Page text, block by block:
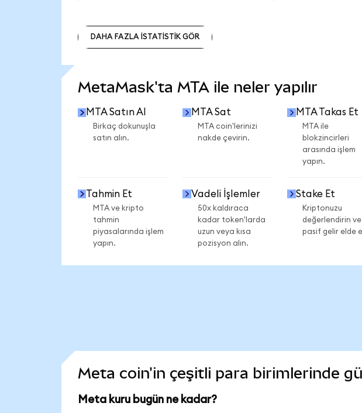
DAHA FAZLA İSTATİSTİK GÖR
MetaMask'ta MTA ile neler yapılır
MTA Satın Al
Birkaç dokunuşla
satın alın.
MTA Sat
MTA coin'lerinizi
nakde çevirin.
MTA Takas Et
MTA ile
blokzincirleri
arasında işlem
yapın.
Tahmin Et
MTA ve kripto
tahmin
piyasalarında işlem
yapın.
Vadeli İşlemler
50x kaldıraca
kadar token'larda
uzun veya kısa
pozisyon alın.
Stake Et
Kriptonuzu
değerlendirin ve
pasif gelir elde
Meta coin'in çeşitli para birimlerinde
Meta kuru bugün ne kadar?